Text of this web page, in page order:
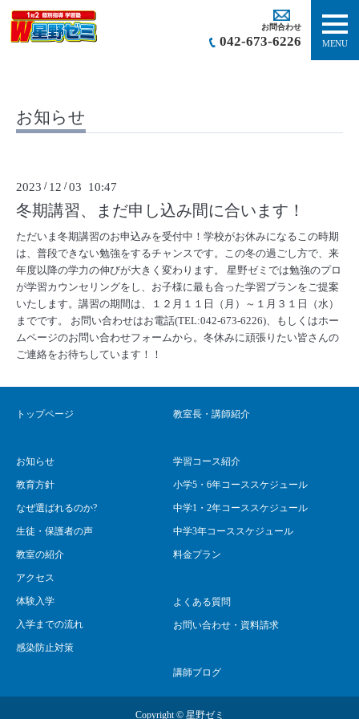
お問合わせ
042-673-6226 MENU
お知らせ
2023 / 12 /03 10:47
冬期講習、まだ申し込み間に合います！
ただいま冬期講習のお申込みを受付中！学校がお休みになるこの時期
は、普段できない勉強をするチャンスです。この冬の過ごし方で、来
年度以降の学力の伸びが大きく変わります。 星野ゼミでは勉強のプロ
が学習カウンセリングをし、お子様に最も合った学習プランをご提案
いたします。講習の期間は、１２月１１日（月）～１月３１日（水）
までです。 お問い合わせはお電話(TEL:042-673-6226)、もしくはホー
ムページのお問い合わせフォームから。冬休みに頑張りたい皆さんの
ご連絡をお待ちしています！！
トップページ
お知らせ
教育方針
なぜ選ばれるのか?
生徒・保護者の声
教室の紹介
アクセス
体験入学
入学までの流れ
感染防止対策
教室長・講師紹介
学習コース紹介
小学5・6年コーススケジュール
中学1・2年コーススケジュール
中学3年コーススケジュール
料金プラン
よくある質問
お問い合わせ・資料請求
講師ブログ
Copyright © 星野ゼミ